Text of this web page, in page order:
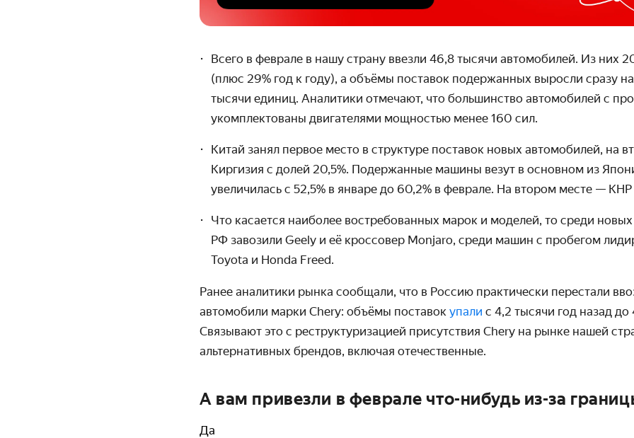
Всего в феврале в нашу страну ввезли 46,8 тысячи автомобилей. Из них
(плюс 29% год к году), а объёмы поставок подержанных выросли сразу
тысячи единиц. Аналитики отмечают, что большинство автомобилей с
укомплектованы двигателями мощностью менее 160 сил.
Китай занял первое место в структуре поставок новых автомобилей, на
Киргизия с долей 20,5%. Подержанные машины везут в основном из
увеличилась с 52,5% в январе до 60,2% в феврале. На втором месте — КНР
Что касается наиболее востребованных марок и моделей, то среди
РФ завозили Geely и её кроссовер Monjaro, среди машин с пробегом
Toyota и Honda Freed.
Ранее аналитики рынка сообщали, что в Россию практически перестали
автомобили марки Chery: объёмы поставок упали с 4,2 тысячи год назад
Связывают это с реструктуризацией присутствия Chery на рынке нашей
альтернативных брендов, включая отечественные.
А вам привезли в феврале что-нибудь из-за
Да